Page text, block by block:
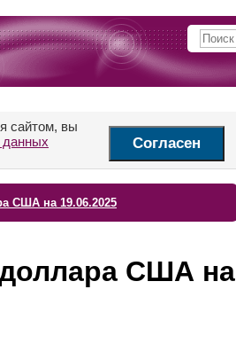
сайтом, вы
данных Согласен
США на 19.06.2025
США на